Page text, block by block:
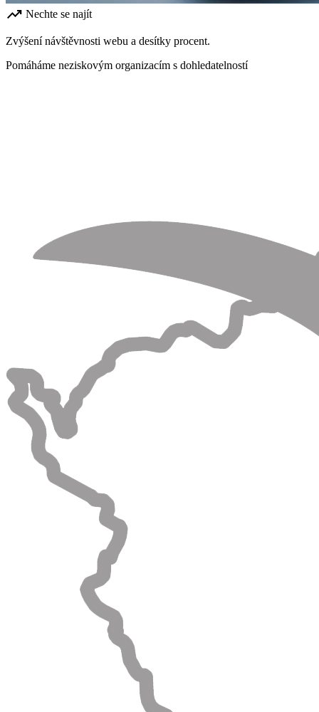
trending_up Nechte se najít
Zvýšení návštěvnosti webu a desítky procent.
Pomáháme neziskovým organizacím s dohledatelností